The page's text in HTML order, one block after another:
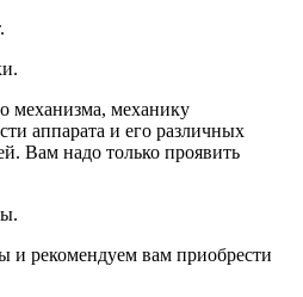
механизма, механику
аппарата и его различных
Вам надо только проявить
и рекомендуем вам приобрести